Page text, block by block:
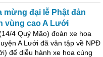
mừng đại lễ Phật đản
vùng cao A Lưới
4 Quý Mão) đoàn xe hoa
A Lưới đã vân tập về NPĐ
để diễu hành xe hoa cúng